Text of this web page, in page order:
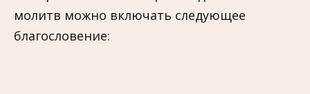
молитв можно включать следующее
благословение: